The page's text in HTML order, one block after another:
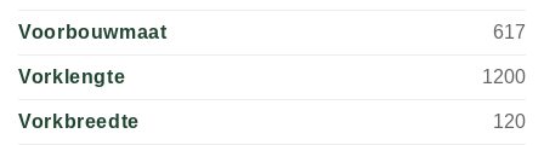
Voorbouwmaat 617
Vorklengte 1200
Vorkbreedte 120